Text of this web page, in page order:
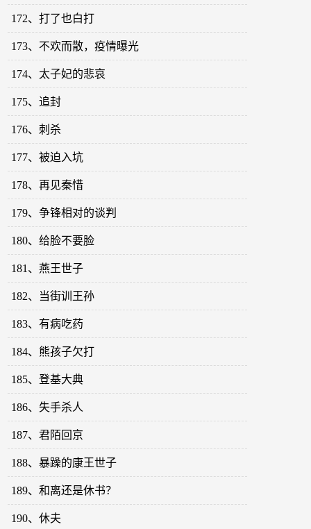
172、打了也白打
173、不欢而散，疫情曝光
174、太子妃的悲哀
175、追封
176、刺杀
177、被迫入坑
178、再见秦惜
179、争锋相对的谈判
180、给脸不要脸
181、燕王世子
182、当街训王孙
183、有病吃药
184、熊孩子欠打
185、登基大典
186、失手杀人
187、君陌回京
188、暴躁的康王世子
189、和离还是休书？
190、休夫